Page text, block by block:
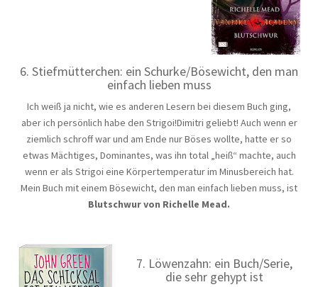
6. Stiefmütterchen: ein Schurke/Bösewicht, den man
einfach lieben muss
Ich weiß ja nicht, wie es anderen Lesern bei diesem Buch ging,
aber ich persönlich habe den Strigoi!Dimitri geliebt! Auch wenn er
ziemlich schroff war und am Ende nur Böses wollte, hatte er so
etwas Mächtiges, Dominantes, was ihn total „heiß“ machte, auch
wenn er als Strigoi eine Körpertemperatur im Minusbereich hat.
Mein Buch mit einem Bösewicht, den man einfach lieben muss, ist
Blutschwur von Richelle Mead.
7. Löwenzahn: ein Buch/Serie,
die sehr gehypt ist